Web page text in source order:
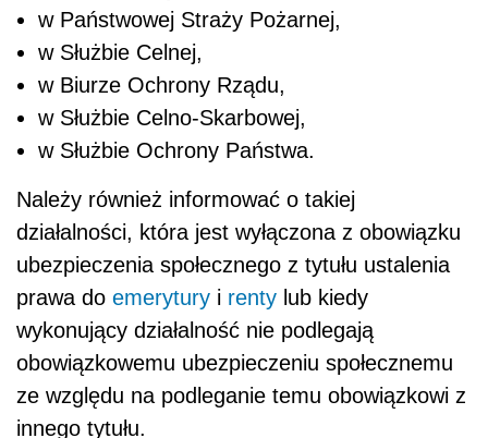
w Państwowej Straży Pożarnej,
w Służbie Celnej,
w Biurze Ochrony Rządu,
w Służbie Celno-Skarbowej,
w Służbie Ochrony Państwa.
Należy również informować o takiej
działalności, która jest wyłączona z obowiązku
ubezpieczenia społecznego z tytułu ustalenia
prawa do emerytury i renty lub kiedy
wykonujący działalność nie podlegają
obowiązkowemu ubezpieczeniu społecznemu
ze względu na podleganie temu obowiązkowi z
innego tytułu.